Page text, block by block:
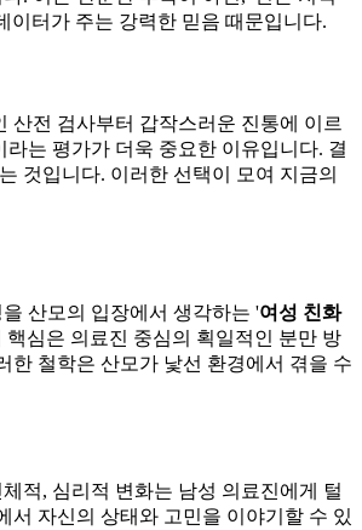
이터가 주는 강력한 믿음 때문입니다.
산전 검사부터 갑작스러운 진통에 이르
는 평가가 더욱 중요한 이유입니다. 결
것입니다. 이러한 선택이 모여 지금의
산모의 입장에서 생각하는 '여성 친화
심은 의료진 중심의 획일적인 분만 방
한 철학은 산모가 낯선 환경에서 겪을 수
적, 심리적 변화는 남성 의료진에게 털
자신의 상태와 고민을 이야기할 수 있